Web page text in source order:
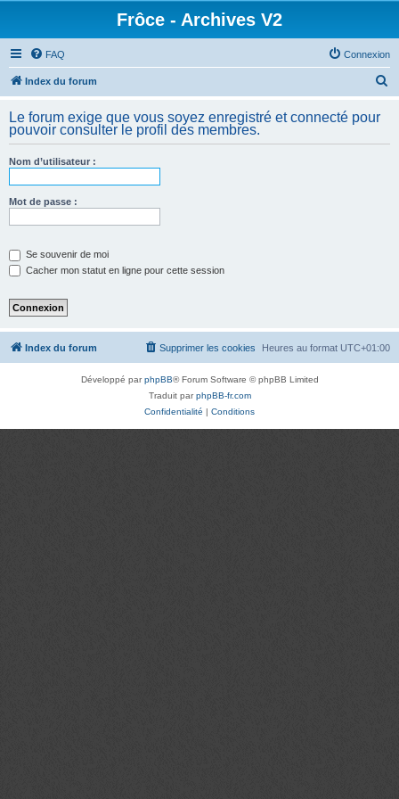
Frôce - Archives V2
FAQ Connexion
Index du forum
h
Le forum exige que vous soyez enregistré et connecté pour
pouvoir consulter le profil des membres.
Nom d’utilisateur :
Mot de passe :
Se souvenir de moi
Cacher mon statut en ligne pour cette session
Index du forum Heures au format UTC+01:00
Supprimer les cookies
Développé parphpBB® Forum Software © phpBB Limited
Traduit parphpBB-fr.com
Confidentialité | Conditions